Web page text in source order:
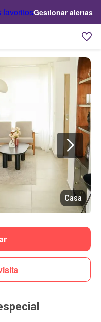
favoritosGestionar alertas
Casa